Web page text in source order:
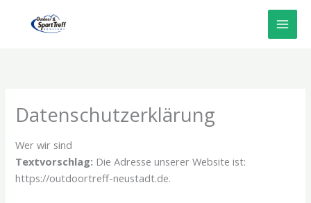
Datenschutzerklärung
Wer wir sind
Textvorschlag: Die Adresse unserer Website ist:
https://outdoortreff-neustadt.de.